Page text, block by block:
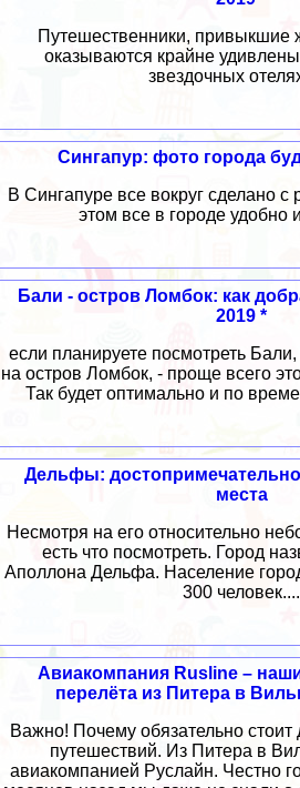
Путешественники, привыкшие
оказываются крайне
звездочных
Сингапур: фото города
В Сингапуре все вокруг сделано с
этом все в городе удобно
Бали - остров Ломбок: как
2019 *
если планируете посмотреть
на остров Ломбок, - проще всего
Так будет оптимально и по
Дельфы:
места
Несмотря на его относительно
есть что посмотреть. Город
Аполлона Дельфа. Население
300 человек....
Авиакомпания Rusline –
перелёта из Питера в
Важно! Почему обязательно стоит
путешествий. Из Питера в
авиакомпанией Руслайн. Честно